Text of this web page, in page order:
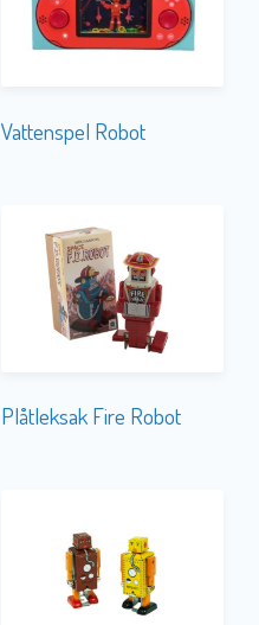
Vattenspel Robot
Plåtleksak Fire Robot